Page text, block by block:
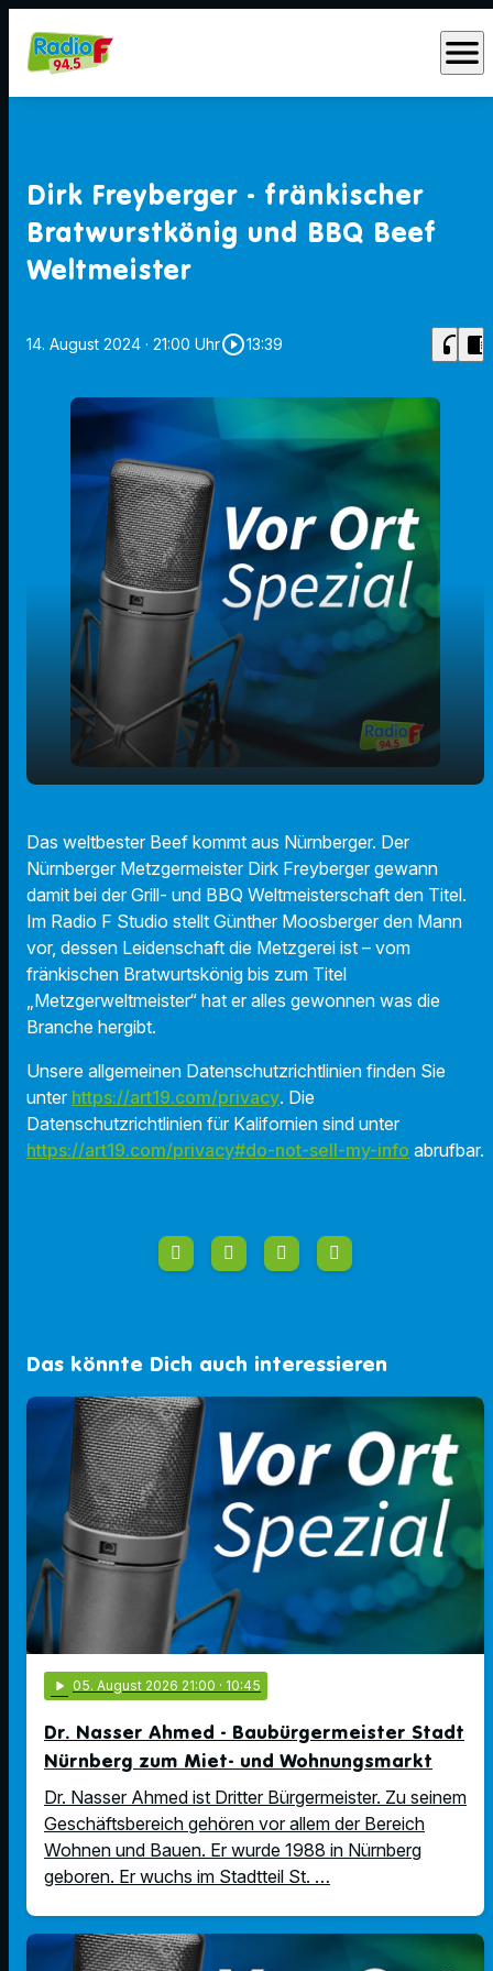
menu
Dirk Freyberger - fränkischer
Bratwurstkönig und BBQ Beef
Weltmeister
14. August 2024 · 21:00 Uhrplay_circle_outline13:39 headphones chrome_reader_mode
play_arrow Bratwurstkönig und BBQ Beef Weltmeister
00:00 13:39
Das weltbester Beef kommt aus Nürnberger. Der
Nürnberger Metzgermeister Dirk Freyberger gewann
damit bei der Grill- und BBQ Weltmeisterschaft den Titel.
Im Radio F Studio stellt Günther Moosberger den Mann
vor, dessen Leidenschaft die Metzgerei ist – vom
fränkischen Bratwurtskönig bis zum Titel
„Metzgerweltmeister“ hat er alles gewonnen was die
Branche hergibt.
Unsere allgemeinen Datenschutzrichtlinien finden Sie
unter https://art19.com/privacy. Die
Datenschutzrichtlinien für Kalifornien sind unter
https://art19.com/privacy#do-not-sell-my-info abrufbar.
Das könnte Dich auch interessieren
play_arrow 05. August 2026 21:00 · 10:45
Dr. Nasser Ahmed - Baubürgermeister Stadt
Nürnberg zum Miet- und Wohnungsmarkt
Dr. Nasser Ahmed ist Dritter Bürgermeister. Zu seinem
Geschäftsbereich gehören vor allem der Bereich
Wohnen und Bauen. Er wurde 1988 in Nürnberg
geboren. Er wuchs im Stadtteil St. …